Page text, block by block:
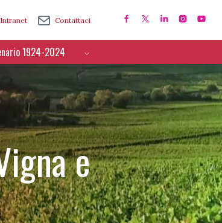
Intranet Contattaci
1924-2024
e